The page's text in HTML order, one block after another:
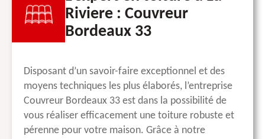
Riviere : Couvreur
Bordeaux 33
Disposant d’un savoir-faire exceptionnel et des
moyens techniques les plus élaborés, l’entreprise
Couvreur Bordeaux 33 est dans la possibilité de
vous réaliser efficacement une toiture robuste et
pérenne pour votre maison. Grâce à notre